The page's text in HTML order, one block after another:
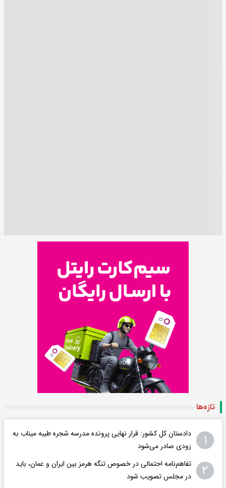
تازه‌ها
۱
دادستان کل کشور: قرار نهایی پرونده مدرسه شجره طیبه میناب به
زودی صادر می‌شود
۲
تفاهم‌نامه احتمالی در خصوص تنگه هرمز بین ایران و عمان، باید
در مجلس تصویب شود